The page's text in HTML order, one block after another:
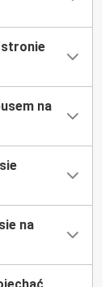
na
na